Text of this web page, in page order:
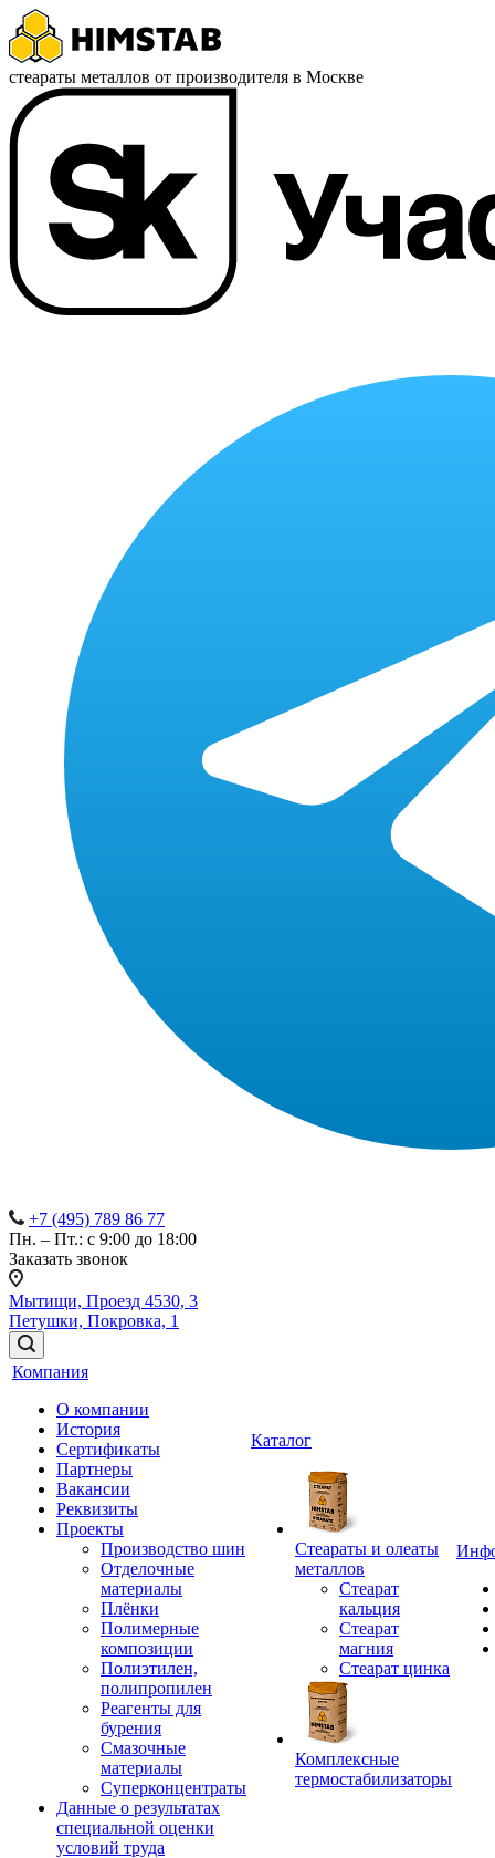
стеараты металлов от производителя в Москве
+7 (495) 789 86 77
Пн. – Пт.: с 9:00 до 18:00
Заказать звонок
Мытищи, Проезд 4530, 3
Петушки, Покровка, 1
Компания
О компании
История
Сертификаты
Партнеры
Вакансии
Реквизиты
Проекты
Производство шин
Отделочные
материалы
Плёнки
Полимерные
композиции
Полиэтилен,
полипропилен
Реагенты для
бурения
Смазочные
материалы
Суперконцентраты
Данные о результатах
специальной оценки
условий труда
Каталог
Стеараты и олеаты
металлов
Стеарат
кальция
Стеарат
магния
Стеарат цинка
Комплексные
термостабилизаторы